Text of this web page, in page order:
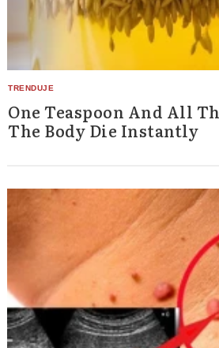
One Teaspoon And All
The Body Die Instantly